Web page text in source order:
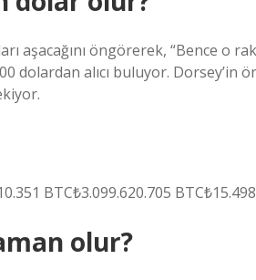
aşacağını öngörerek, “Bence o
dolardan alıcı buluyor.
BTC₺3.099.620.705
olur?